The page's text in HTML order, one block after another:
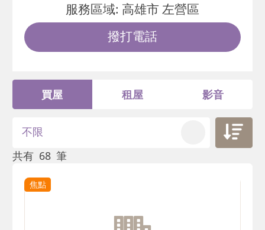
服務區域: 高雄市 左營區
撥打電話
買屋 租屋 影音
不限
共有 68 筆
焦點